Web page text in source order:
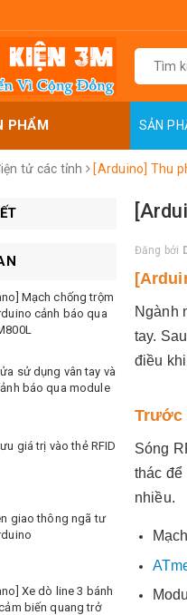
PHẨM SẢN
tử các tỉnh [Arduino] Thu
Đăng bởi
Ngành
tay.
điều
Trước
Sóng
thác để
nhiều.
Mạch chống trộm
cảnh báo qua
sử dụng vân tay và
báo qua module
giá trị vào thẻ RFID
giao thông ngã tư
Xe dò line 3 bánh
biến quang trở